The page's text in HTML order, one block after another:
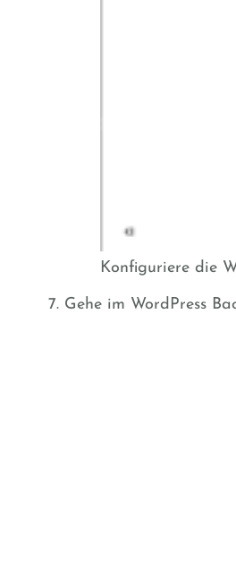
Konfiguriere die
Gehe im WordPress